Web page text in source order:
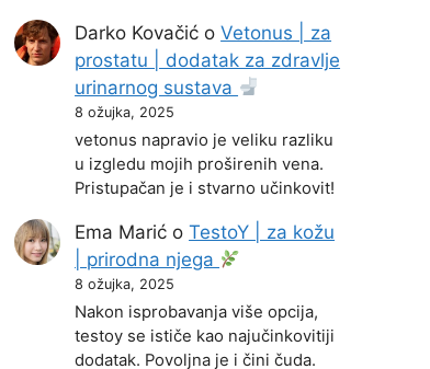
Darko Kovačić oVetonus | za
prostatu | dodatak za zdravlje
urinarnog sustava
8 ožujka, 2025
vetonus napravio je veliku razliku
u izgledu mojih proširenih vena.
Pristupačan je i stvarno učinkovit!
Ema Marić oTestoY | za kožu
| prirodna njega
8 ožujka, 2025
Nakon isprobavanja više opcija,
testoy se ističe kao najučinkovitiji
dodatak. Povoljna je i čini čuda.